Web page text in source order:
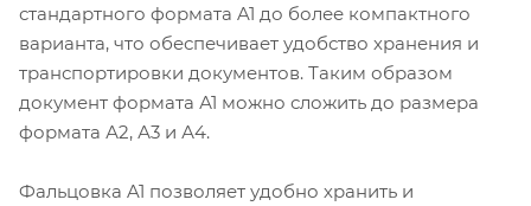
стандартного формата A1 до более компактного
варианта, что обеспечивает удобство хранения и
транспортировки документов. Таким образом
документ формата А1 можно сложить до размера
формата А2, А3 и А4.
Фальцовка A1 позволяет удобно хранить и